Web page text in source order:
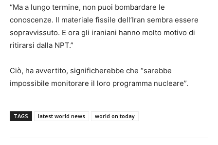
“Ma a lungo termine, non puoi bombardare le
conoscenze. Il materiale fissile dell’Iran sembra essere
sopravvissuto. E ora gli iraniani hanno molto motivo di
ritirarsi dalla NPT.”
Ciò, ha avvertito, significherebbe che “sarebbe
impossibile monitorare il loro programma nucleare”.
TAGS latest world news world on today